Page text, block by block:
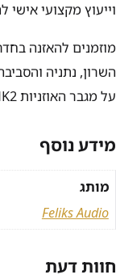
וייעוץ מקצועי
מוזמנים להאזנה
על מגבר האוזניות Feliks Audio Echo MK2.
מידע נוסף
מותג
Feliks Audio
חוות דעת